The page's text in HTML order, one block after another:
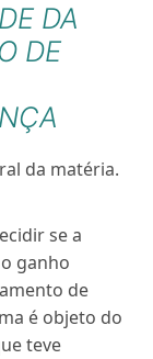
DA
DE
da matéria.
se a
ganho
de
é objeto do
teve